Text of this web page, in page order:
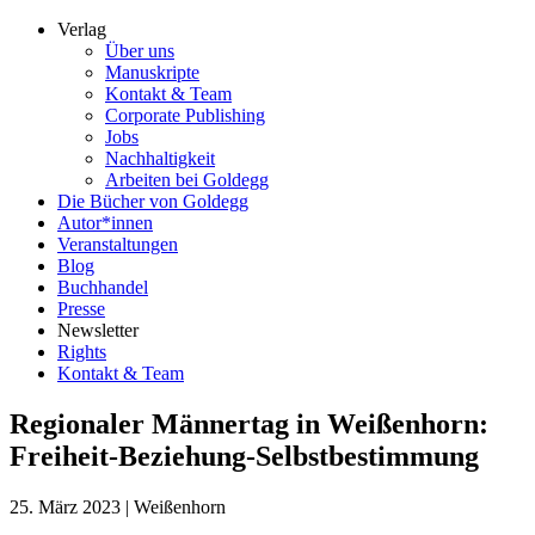
Verlag
Über uns
Manuskripte
Kontakt & Team
Corporate Publishing
Jobs
Nachhaltigkeit
Arbeiten bei Goldegg
Die Bücher von Goldegg
Autor*innen
Veranstaltungen
Blog
Buchhandel
Presse
Newsletter
Rights
Kontakt & Team
Regionaler Männertag in Weißenhorn:
Freiheit-Beziehung-Selbstbestimmung
25. März 2023 | Weißenhorn